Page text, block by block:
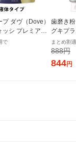
ダヴ（Dove）
ッシ プレミアム
ケア つめかえ
Dove 液体タ
で
歯磨き
グキプ
グ ハミ
合 歯周
（2本）
まとめ割
888円
844円